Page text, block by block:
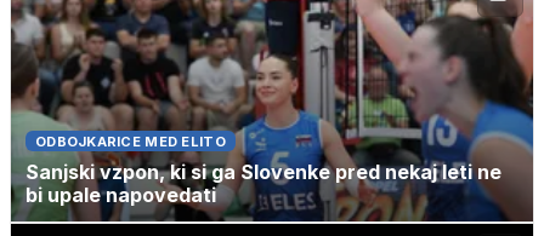
ODBOJKARICE MED ELITO
Sanjski vzpon, ki si ga Slovenke pred nekaj leti ne
bi upale napovedati